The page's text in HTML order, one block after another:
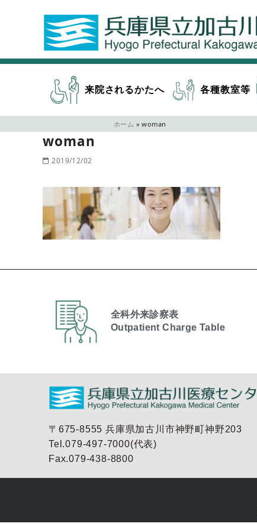
来院されるかたへ 各種教室等
ホーム » woman
woman
2019/12/02
全科外来診察表
Outpatient Charge Table​
〒675-8555 兵庫県加古川市神野町神野203
Tel.079-497-7000(代表)
Fax.079-438-8800